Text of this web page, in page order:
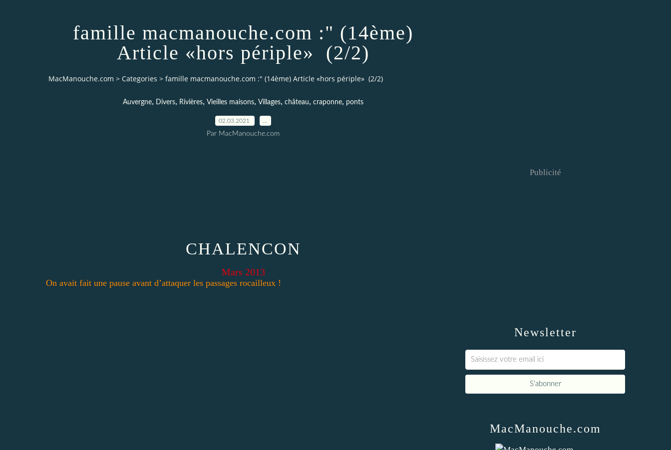
famille macmanouche.com :" (14ème)
Article «hors périple» (2/2)
MacManouche.com > Categories > famille macmanouche.com :" (14ème) Article «hors périple» (2/2)
Auvergne, Divers, Rivières, Vieilles maisons, Villages, château, craponne, ponts
02.03.2021
Par MacManouche.com
CHALENCON
Mars 2013
On avait fait une pause avant d’attaquer les passages rocailleux !
Newsletter
Publicité
MacManouche.com